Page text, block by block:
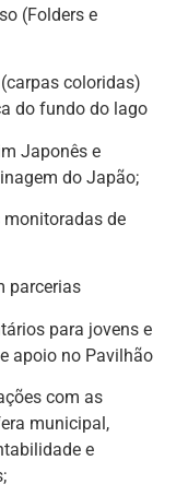
(Folders e
coloridas)
do fundo do lago
Japonês e
do Japão;
monitoradas de
parcerias
para jovens e
apoio no Pavilhão
com as
municipal,
e